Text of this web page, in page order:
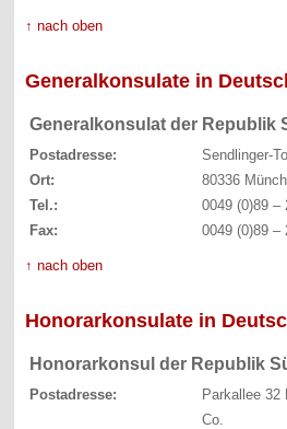
↑ nach oben
Generalkonsulate in
Generalkonsulat der Republik
Postadresse:
Sendlinger-
Ort:
80336
Tel.:
0049 (0)89 –
Fax:
0049 (0)89 –
↑ nach oben
Honorarkonsulate in
Honorarkonsul der Republik
Postadresse:
Parkallee 32
Co.